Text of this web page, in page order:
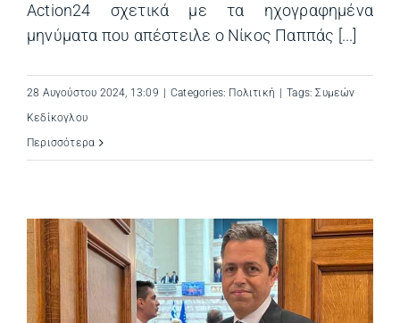
Action24 σχετικά με τα ηχογραφημένα
μηνύματα που απέστειλε ο Νίκος Παππάς [...]
28 Αυγούστου 2024, 13:09 Categories: Πολιτική Tags:Συμεών
Κεδίκογλου
Περισσότερα